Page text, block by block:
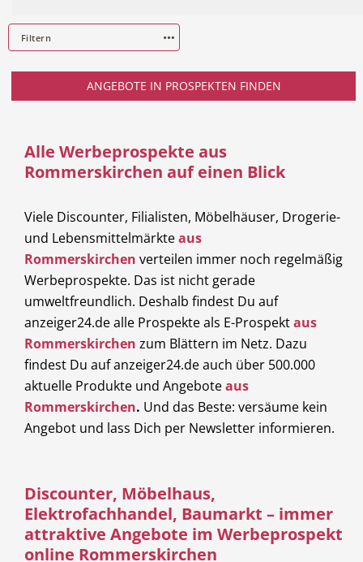
Beauty & Wellness
Gesundheit Dienstleistungen
Freie Berufe Lokale Empfehlungen
Öffentliche Einrichtungen
Filtern
ANGEBOTE IN PROSPEKTEN FINDEN
Alle Werbeprospekte aus
Rommerskirchen auf einen Blick
Viele Discounter, Filialisten, Möbelhäuser, Drogerie-
und Lebensmittelmärkteaus
Rommerskirchen verteilen immer noch regelmäßig
Werbeprospekte. Das ist nicht gerade
umweltfreundlich. Deshalb findest Du auf
anzeiger24.de alle Prospekte als E-Prospektaus
Rommerskirchen zum Blättern im Netz. Dazu
findest Du auf anzeiger24.de auch über 500.000
aktuelle Produkte und Angeboteaus
Rommerskirchen. Und das Beste: versäume kein
Angebot und lass Dich per Newsletter informieren.
Discounter, Möbelhaus,
Elektrofachhandel, Baumarkt – immer
attraktive Angebote im Werbeprospekt
online Rommerskirchen